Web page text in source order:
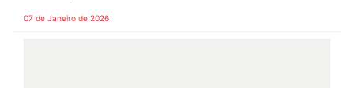
07 de Janeiro de 2026